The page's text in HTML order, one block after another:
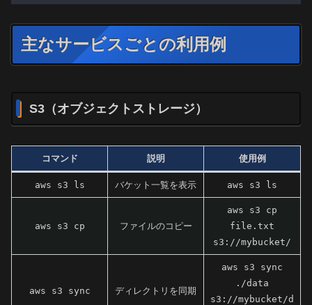
主なサービスごとの利用例
S3（オブジェクトストレージ）
コマンド 説明 使用例
aws s3 ls バケット一覧を表示 aws s3 ls
aws s3 cp ファイルのコピー
aws s3 cp
file.txt
s3://mybucket/
aws s3 sync ディレクトリを同期
aws s3 sync
./data
s3://mybucket/d